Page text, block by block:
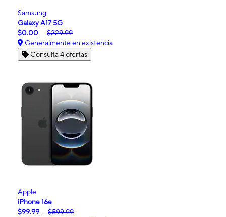
Samsung
Galaxy A17 5G
$0.00
$229.99
Generalmente en existencia
Consulta 4 ofertas
Apple
iPhone 16e
$99.99
$599.99